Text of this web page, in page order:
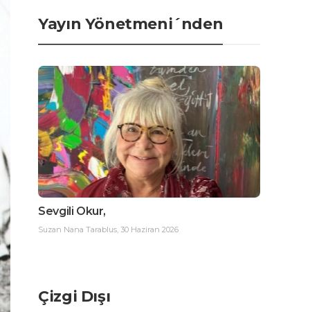
Yayın Yönetmeni´nden
Sevgili Okur,
Suzan Nana Tarablus, 30 Haziran 2026
Çizgi Dışı